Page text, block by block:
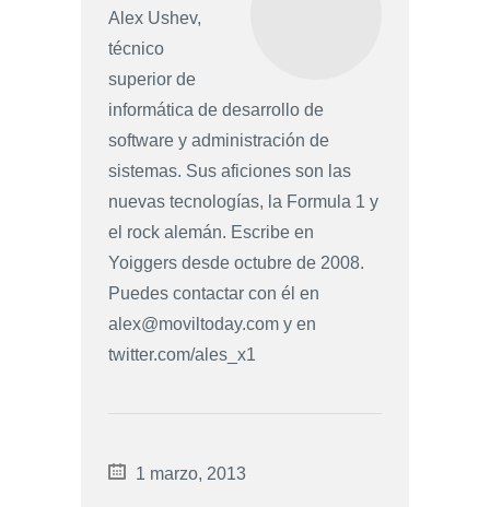
Alex Ushev,
técnico
superior de
informática de desarrollo de
software y administración de
sistemas. Sus aficiones son las
nuevas tecnologías, la Formula 1 y
el rock alemán. Escribe en
Yoiggers desde octubre de 2008.
Puedes contactar con él en
alex@moviltoday.com y en
twitter.com/ales_x1
1 marzo, 2013